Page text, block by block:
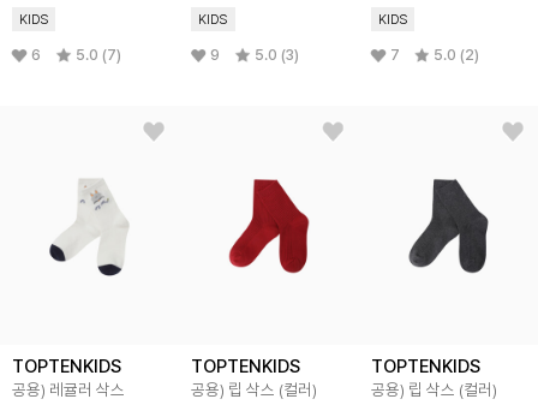
KIDS
6 5.0 (7)
KIDS
9 5.0 (3)
KIDS
7 5.0 (2)
TOPTENKIDS
공용) 레귤러 삭스
TOPTENKIDS
공용) 립 삭스 (컬러)
TOPTENKIDS
공용) 립 삭스 (컬러)